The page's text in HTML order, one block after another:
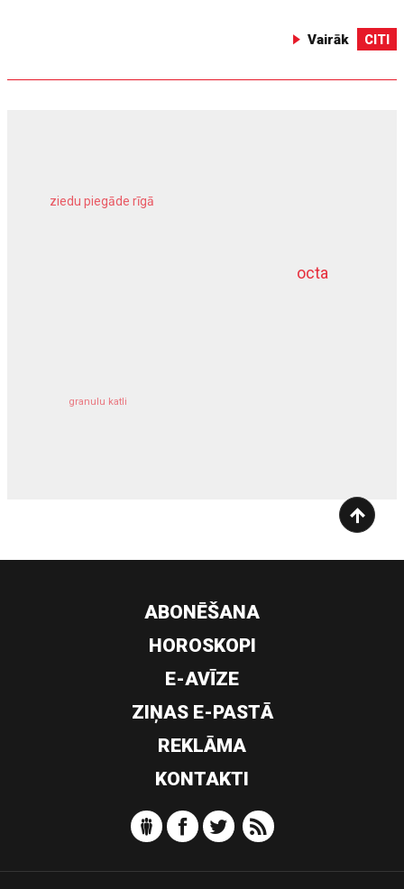
Vairāk CITI
octa
ziedu piegāde rīgā
granulu katli
dziļurbums
ABONĒŠANA
HOROSKOPI
E-AVĪZE
ZIŅAS E-PASTĀ
REKLĀMA
KONTAKTI